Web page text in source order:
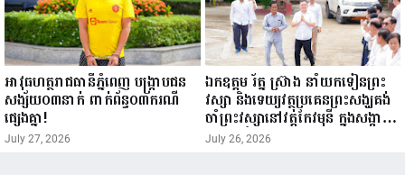
អាវុធហត្ថរាជធានីភ្នំពេញ បង្ក្រាបជន
សង្ស័យ០៣នាក់ ពាក់ព័ន្ធ០៣ករណី
ផ្សេងគ្នា!
July 27, 2026
ឯកឧត្តម រ័ត្ន ស្រ៊ាង នាំយកទៀនព្រះ
វស្សា និងទេយ្យវត្ថុប្រគេនព្រះសង្ឃគង់
ចាំព្រះវស្សានៅវត្តកែវមុនី ក្នុងសង្កាត់
ព្រែកកំពឹស!
July 26, 2026